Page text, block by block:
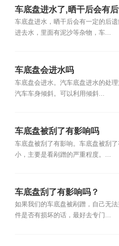
车底盘进水了,晒干后会有
车底盘进水，晒干后会有一定的后
进去水，里面有泥沙等杂物，车...
车底盘会进水吗
车底盘会进水。汽车底盘进水的处
汽车车身倾斜。可以利用倾斜...
车底盘被刮了有影响吗
车底盘被刮了有影响。车底盘被刮
小，主要是看剐蹭的严重程度。...
车底盘刮了有影响吗？
如果我们的车底盘被剐蹭，自己无
件是否有损坏的话，最好去专门...